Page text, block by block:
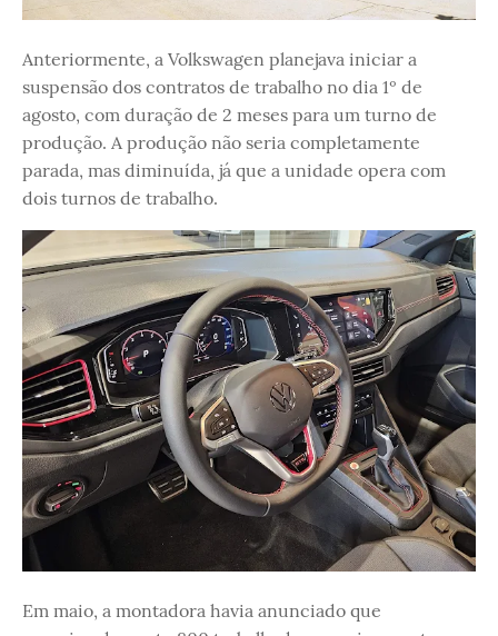
Anteriormente, a Volkswagen planejava iniciar a
suspensão dos contratos de trabalho no dia 1º de
agosto, com duração de 2 meses para um turno de
produção. A produção não seria completamente
parada, mas diminuída, já que a unidade opera com
dois turnos de trabalho.
Em maio, a montadora havia anunciado que